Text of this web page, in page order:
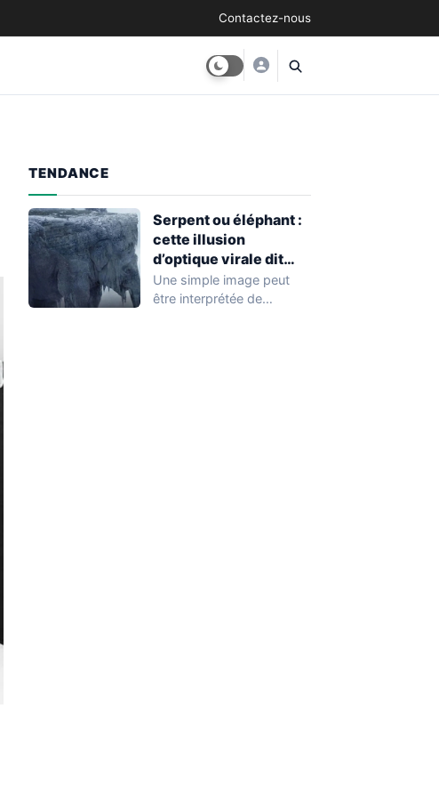
Contactez-nous
TENDANCE
Serpent ou éléphant :
cette illusion
d’optique virale dit
tout sur votre façon de
voir l’avenir
Une simple image peut
être interprétée de